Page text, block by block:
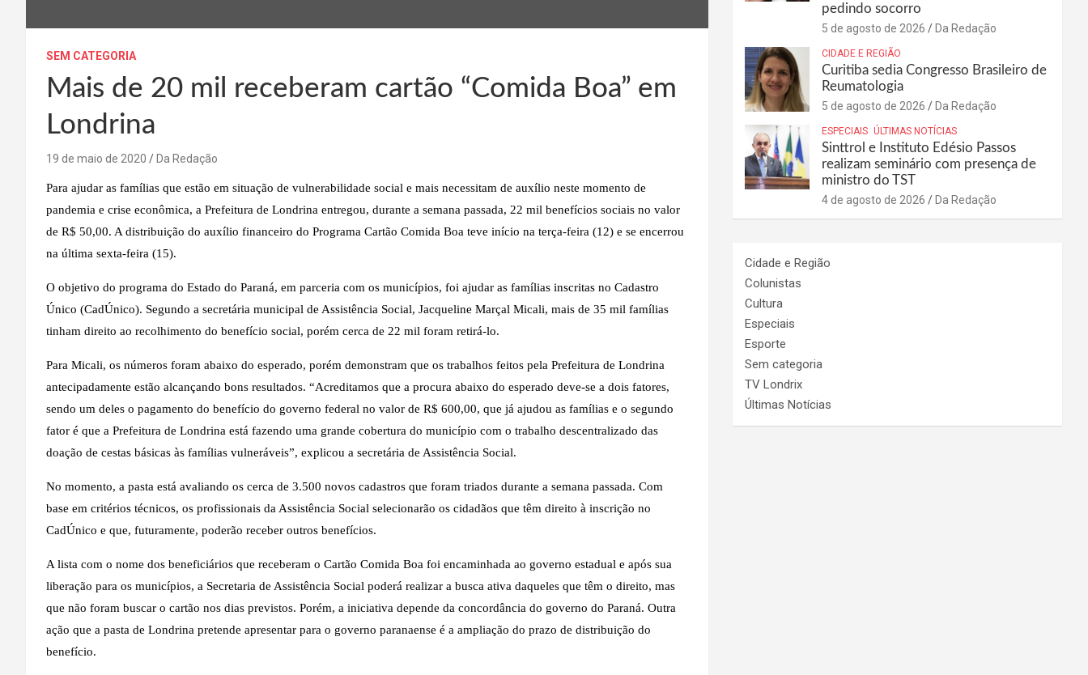
SEM CATEGORIA
Mais de 20 mil receberam cartão “Comida Boa” em
Londrina
19 de maio de 2020 Da Redação
Para ajudar as famílias que estão em situação de vulnerabilidade social e mais necessitam de auxílio neste momento de
pandemia e crise econômica, a Prefeitura de Londrina entregou, durante a semana passada, 22 mil benefícios sociais no valor
de R$ 50,00. A distribuição do auxílio financeiro do Programa Cartão Comida Boa teve início na terça-feira (12) e se encerrou
na última sexta-feira (15).
O objetivo do programa do Estado do Paraná, em parceria com os municípios, foi ajudar as famílias inscritas no Cadastro
Único (CadÚnico). Segundo a secretária municipal de Assistência Social, Jacqueline Marçal Micali, mais de 35 mil famílias
tinham direito ao recolhimento do benefício social, porém cerca de 22 mil foram retirá-lo.
Para Micali, os números foram abaixo do esperado, porém demonstram que os trabalhos feitos pela Prefeitura de Londrina
antecipadamente estão alcançando bons resultados. “Acreditamos que a procura abaixo do esperado deve-se a dois fatores,
sendo um deles o pagamento do benefício do governo federal no valor de R$ 600,00, que já ajudou as famílias e o segundo
fator é que a Prefeitura de Londrina está fazendo uma grande cobertura do município com o trabalho descentralizado das
doação de cestas básicas às famílias vulneráveis”, explicou a secretária de Assistência Social.
No momento, a pasta está avaliando os cerca de 3.500 novos cadastros que foram triados durante a semana passada. Com
base em critérios técnicos, os profissionais da Assistência Social selecionarão os cidadãos que têm direito à inscrição no
CadÚnico e que, futuramente, poderão receber outros benefícios.
A lista com o nome dos beneficiários que receberam o Cartão Comida Boa foi encaminhada ao governo estadual e após sua
liberação para os municípios, a Secretaria de Assistência Social poderá realizar a busca ativa daqueles que têm o direito, mas
que não foram buscar o cartão nos dias previstos. Porém, a iniciativa depende da concordância do governo do Paraná. Outra
ação que a pasta de Londrina pretende apresentar para o governo paranaense é a ampliação do prazo de distribuição do
benefício.
pedindo socorro
5 de agosto de 2026 Da Redação
CIDADE E REGIÃO
Curitiba sedia Congresso Brasileiro de
Reumatologia
5 de agosto de 2026 Da Redação
ESPECIAIS ÚLTIMAS NOTÍCIAS
Sinttrol e Instituto Edésio Passos
realizam seminário com presença de
ministro do TST
4 de agosto de 2026 Da Redação
Cidade e Região
Colunistas
Cultura
Especiais
Esporte
Sem categoria
TV Londrix
Últimas Notícias